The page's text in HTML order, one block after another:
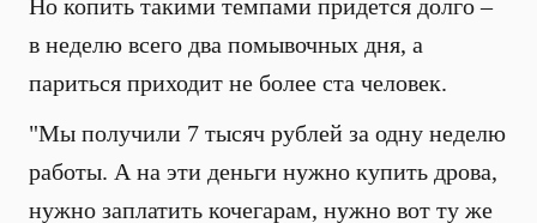
Но копить такими темпами придется долго –
в неделю всего два помывочных дня, а
париться приходит не более ста человек.
"Мы получили 7 тысяч рублей за одну неделю
работы. А на эти деньги нужно купить дрова,
нужно заплатить кочегарам, нужно вот ту же